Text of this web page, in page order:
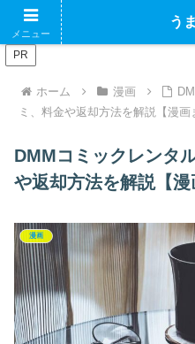
ブログで収益化で
PR
ホーム 漫画
ミ、料金や返却方法を解説【漫画
DMMコミックレンタ
や返却方法を解説【漫
漫画
メニュー
う